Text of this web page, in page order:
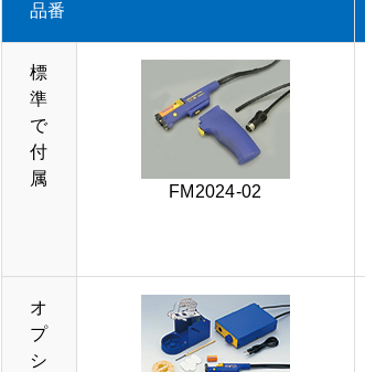
品番
標
準
で
付
属
FM2024-02
オ
プ
シ